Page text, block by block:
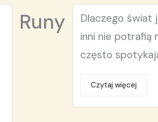
Runy
Dlaczego świat
inni nie potrafią
często
Czytaj więcej